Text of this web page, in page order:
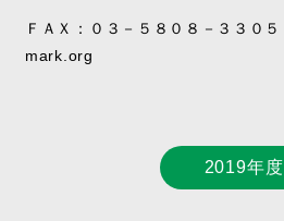
ＦＡＸ：０３－５８０８－３３０５
mark.org
2019年度